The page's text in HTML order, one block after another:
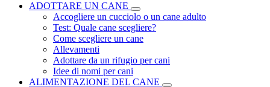
ADOTTARE UN CANE
Accogliere un cucciolo o un cane adulto
Test: Quale cane scegliere?
Come scegliere un cane
Allevamenti
Adottare da un rifugio per cani
Idee di nomi per cani
ALIMENTAZIONE DEL CANE